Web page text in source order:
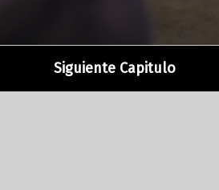
Siguiente Capitulo